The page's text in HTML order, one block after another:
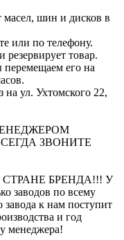
шин и дисков в
или по телефону.
товар.
перемещаем его на
на ул. Ухтомского 22,
ЗВОНИТЕ
БРЕНДА!!! У
заводов по всему
к нам поступит
и год
менеджера!